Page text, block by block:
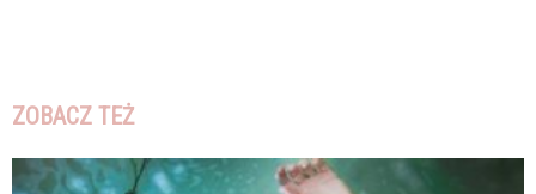
ZOBACZ TEŻ